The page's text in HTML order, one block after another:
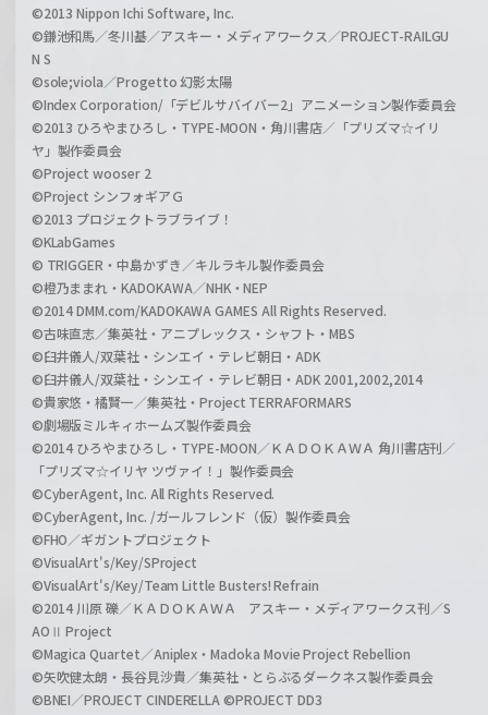
©2013 Nippon Ichi Software, Inc.
©鎌池和馬／冬川基／アスキー・メディアワークス／PROJECT-RAILGU
N S
©sole;viola／Progetto 幻影太陽
©Index Corporation/「デビルサバイバー2」アニメーション製作委員会
©2013 ひろやまひろし・TYPE-MOON・角川書店／「プリズマ☆イリ
ヤ」製作委員会
©Project wooser 2
©Project シンフォギアＧ
©2013 プロジェクトラブライブ！
©KLabGames
© TRIGGER・中島かずき／キルラキル製作委員会
©橙乃ままれ・KADOKAWA／NHK・NEP
©2014 DMM.com/KADOKAWA GAMES All Rights Reserved.
©古味直志／集英社・アニプレックス・シャフト・MBS
©臼井儀人/双葉社・シンエイ・テレビ朝日・ADK
©臼井儀人/双葉社・シンエイ・テレビ朝日・ADK 2001,2002,2014
©貴家悠・橘賢一／集英社・Project TERRAFORMARS
©劇場版ミルキィホームズ製作委員会
©2014 ひろやまひろし・TYPE-MOON／ＫＡＤＯＫＡＷＡ 角川書店刊／
「プリズマ☆イリヤ ツヴァイ！」製作委員会
©CyberAgent, Inc. All Rights Reserved.
©CyberAgent, Inc. /ガールフレンド（仮）製作委員会
©FHO／ギガントプロジェクト
©VisualArt's/Key/SProject
©VisualArt's/Key/Team Little Busters! Refrain
©2014 川原 礫／ＫＡＤＯＫＡＷＡ アスキー・メディアワークス刊／S
AOⅡ Project
©Magica Quartet／Aniplex・Madoka Movie Project Rebellion
©矢吹健太朗・長谷見沙貴／集英社・とらぶるダークネス製作委員会
©BNEI／PROJECT CINDERELLA ©PROJECT DD3